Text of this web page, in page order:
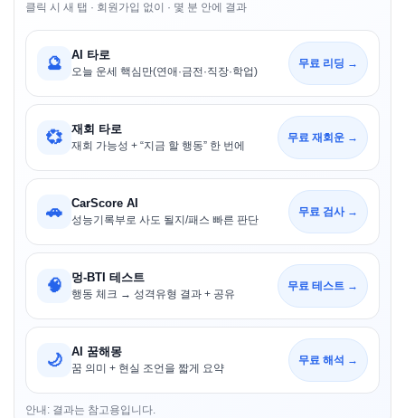
클릭 시 새 탭 · 회원가입 없이 · 몇 분 안에 결과
🔮 AI 타로
오늘 운세 핵심만(연애·금전·직장·학업)
무료 리딩 →
💞 재회 타로
재회 가능성 + “지금 할 행동” 한 번에
무료 재회운 →
🚗 CarScore AI
성능기록부로 사도 될지/패스 빠른 판단
무료 검사 →
🧠 멍-BTI 테스트
행동 체크 → 성격유형 결과 + 공유
무료 테스트 →
🌙 AI 꿈해몽
꿈 의미 + 현실 조언을 짧게 요약
무료 해석 →
안내: 결과는 참고용입니다.